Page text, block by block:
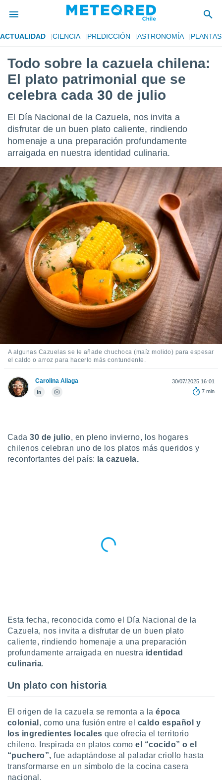
de
por
la
calidad.
a este
las
forma
digital
basada
permite
seguir
contenido
todas
ya sean
nuestros
y análisis
y
en
cookies
aceptar
de
sitio
En
que
sean
el sitio
se
para
ACEPTAR
CONTINUAR
ACTUALIDAD CIENCIA PREDICCIÓN ASTRONOMÍA PLANTAS
Todo sobre la cazuela chilena:
El plato patrimonial que se
celebra cada 30 de julio
El Día Nacional de la Cazuela, nos invita a
disfrutar de un buen plato caliente, rindiendo
homenaje a una preparación profundamente
arraigada en nuestra identidad culinaria.
A algunas Cazuelas se le añade chuchoca (maíz molido) para espesar
el caldo o arroz para hacerlo más contundente.
Carolina Aliaga
30/07/2025 16:01
7 min
Cada 30 de julio, en pleno invierno, los hogares
chilenos celebran uno de los platos más queridos y
reconfortantes del país: la cazuela.
Esta fecha, reconocida como el Día Nacional de la
Cazuela, nos invita a disfrutar de un buen plato
caliente, rindiendo homenaje a una preparación
profundamente arraigada en nuestra identidad
culinaria.
Un plato con historia
El origen de la cazuela se remonta a laépoca
colonial , como una fusión entre el caldo español y
los ingredientes locales que ofrecía el territorio
chileno. Inspirada en platos comoel “cocido” o el
“puchero”, fue adaptándose al paladar criollo hasta
transformarse en un símbolo de la cocina casera
nacional.